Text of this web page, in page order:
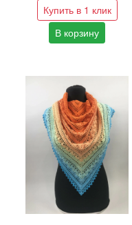
Купить в 1 клик
В корзину